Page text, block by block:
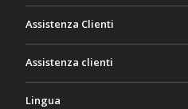
Termini e Condizioni
Assistenza Clienti
Contattaci
Assistenza clienti
Lingua